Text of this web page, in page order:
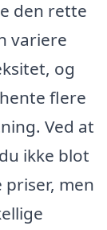
den rette
variere
og
flere
Ved at
ikke blot
men